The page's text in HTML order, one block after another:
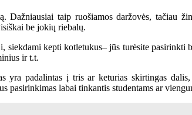
taip ruošiamos daržovės, tačiau
be jokių riebalų.
kepti kotletukus– jūs turėsite pasirinkti
ir t.t.
yra padalintas į tris ar keturias skirtingas
labai tinkantis studentams ar